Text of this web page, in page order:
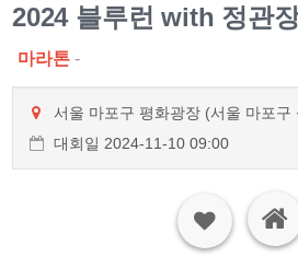
2024 블루런 with 정관
마라톤 -
서울 마포구 평화광장 (서울 마포구
대회일 2024-11-10 09:00